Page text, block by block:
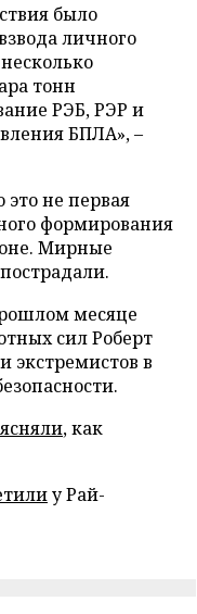
было
личного
тонн
РЭБ, РЭР и
БПЛА», –
не первая
формирования
Мирные
месяце
сил Роберт
экстремистов в
, как
у Рай-